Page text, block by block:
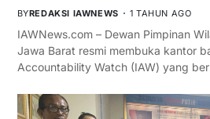
BYREDAKSI IAWNEWS 1 TAHUN AGO
IAWNews.com – Dewan Pimpinan
Jawa Barat resmi membuka kantor
Accountability Watch (IAW) yang